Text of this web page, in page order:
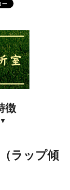
徴
▼
ラップ傾